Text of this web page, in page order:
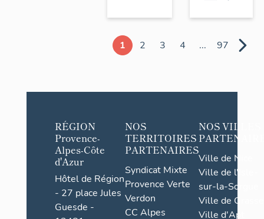
Haute-
Provence
1 2 3 4 ... 97
RÉGION
Provence-
Alpes-Côte
d'Azur
Hôtel de Région
- 27 place Jules
Guesde -
NOS
TERRITOIRES
PARTENAIRES
Syndicat Mixte
Provence Verte
Verdon
CC Alpes
NOS VILLES
Ville de Nice
Ville de l'Isle-
sur-la-Sorgue
Ville de Grasse
Ville d'Apt